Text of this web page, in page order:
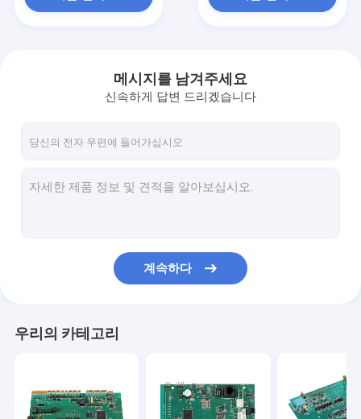
집
우리에 대하여
메시지를 남겨주세요
신속하게 답변 드리겠습니다
계속하다
우리의 카테고리